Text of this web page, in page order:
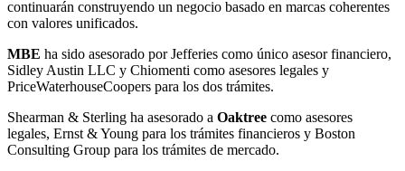
continuarán construyendo un negocio basado en marcas coherentes
con valores unificados.
MBE ha sido asesorado por Jefferies como único asesor financiero,
Sidley Austin LLC y Chiomenti como asesores legales y
PriceWaterhouseCoopers para los dos trámites.
Shearman & Sterling ha asesorado a Oaktree como asesores
legales, Ernst & Young para los trámites financieros y Boston
Consulting Group para los trámites de mercado.